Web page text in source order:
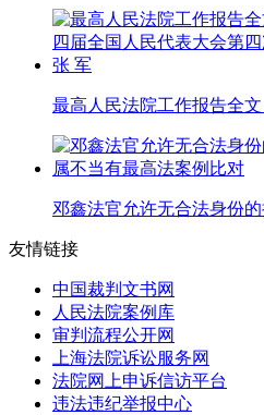
最高人民法院工作报告全
邓鑫法官允许无合法身份
友情链接
中国裁判文书网
人民法院案例库
审判流程公开网
上海法院诉讼服务网
法院网上申诉信访平台
违法违纪举报中心